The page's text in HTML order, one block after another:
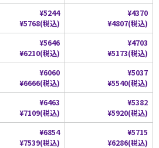
¥5244
¥5768(税込)
¥4370
¥4807(税込)
¥5646
¥6210(税込)
¥4703
¥5173(税込)
¥6060
¥6666(税込)
¥5037
¥5540(税込)
¥6463
¥7109(税込)
¥5382
¥5920(税込)
¥6854
¥7539(税込)
¥5715
¥6286(税込)